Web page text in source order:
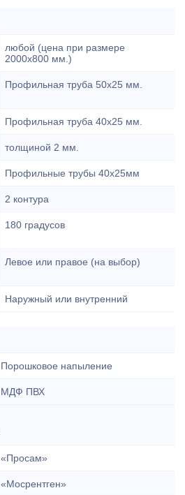
любой (цена при размере
2000x800 мм.)
Профильная труба 50х25 мм.
Профильная труба 40х25 мм.
толщиной 2 мм.
Профильные трубы 40х25мм
2 контура
180 градусов
Левое или правое (на выбор)
Наружный или внутренний
Порошковое напыление
МДФ ПВХ
«Просам»
«Мосрентген»